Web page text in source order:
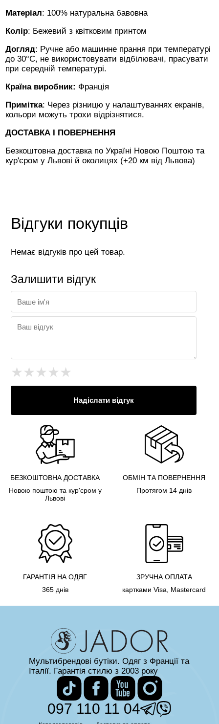
Матеріал: 100% натуральна бавовна
Колір: Бежевий з квітковим принтом
Догляд: Ручне або машинне прання при температурі
до 30°C, не використовувати відбілювачі, прасувати
при середній температурі.
Країна виробник: Франція
Примітка: Через різницю у налаштуваннях екранів,
кольори можуть трохи відрізнятися.
ДОСТАВКА І ПОВЕРНЕННЯ
Безкоштовна доставка по Україні Новою Поштою та
кур'єром у Львові й околицях (+20 км від Львова)
Відгуки покупців
Немає відгуків про цей товар.
Залишити відгук
★★★★★
Надіслати відгук
БЕЗКОШТОВНА ДОСТАВКА
Новою поштою та кур'єром у
Львові
ОБМІН ТА ПОВЕРНЕННЯ
Протягом 14 днів
ГАРАНТІЯ НА ОДЯГ
365 днів
ЗРУЧНА ОПЛАТА
картками Visa, Mastercard
Мультибрендові бутіки. Одяг з Франції та
Італії. Гарантія стилю з 2003 року
097 110 11 04